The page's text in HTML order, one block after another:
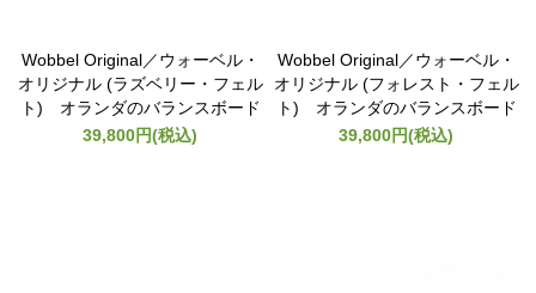
Wobbel Original／ウォーベル・
オリジナル (ラズベリー・フェル
ト) オランダのバランスボード
39,800円(税込)
Wobbel Original／ウォーベル・
オリジナル (フォレスト・フェル
ト) オランダのバランスボード
39,800円(税込)